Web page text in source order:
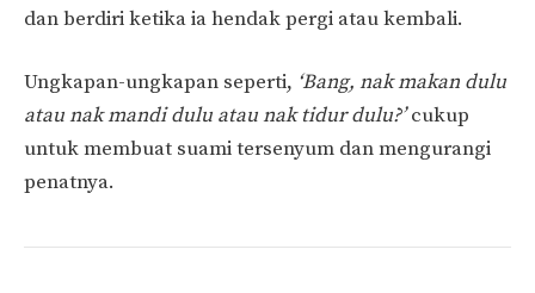
dan berdiri ketika ia hendak pergi atau kembali.
Ungkapan-ungkapan seperti, ‘Bang, nak makan dulu
atau nak mandi dulu atau nak tidur dulu?’cukup
untuk membuat suami tersenyum dan mengurangi
penatnya.